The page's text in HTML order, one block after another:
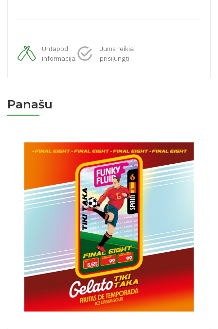
Untappd
informacija
Jums reikia
prisijungti
Panašu